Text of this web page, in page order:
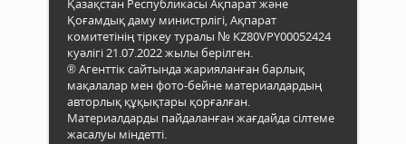
Қазақстан Республикасы Ақпарат және
Қоғамдық даму министрлігі, Ақпарат
комитетінің тіркеу туралы № KZ80VPY00052424
куәлігі 21.07.2022 жылы берілген.
® Агенттік сайтында жарияланған барлық
мақалалар мен фото-бейне материалдардың
авторлық құқықтары қорғалған.
Материалдарды пайдаланған жағдайда сілтеме
жасалуы міндетті.